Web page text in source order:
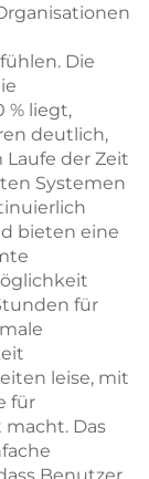
Die
% liegt,
deutlich,
der Zeit
Systemen
bieten eine
für
leise, mit
für
Das